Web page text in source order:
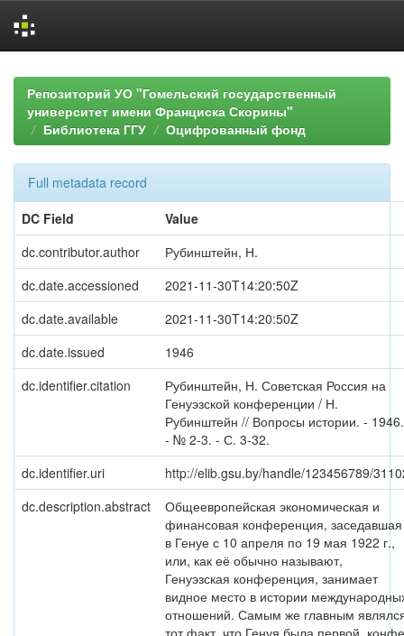
navigationРепозиторий УО "Гомельский государственный
университет имени Франциска Скорины"
Библиотека ГГУ
Оцифрованный фонд
Full metadata record
DC Field
Value
dc.contributor.author
Рубинштейн, Н.
dc.date.accessioned
2021-11-30T14:20:50Z
dc.date.available
2021-11-30T14:20:50Z
dc.date.issued
1946
dc.identifier.citation
Рубинштейн, Н. Советская Россия на
Генуэзской конференции / Н.
Рубинштейн // Вопросы истории. - 1946.
- № 2-3. - С. 3-32.
dc.identifier.uri
http://elib.gsu.by/handle/123456789/
dc.description.abstract
Общеевропейская экономическая и
финансовая конференция, заседавшая
в Генуе с 10 апреля по 19 мая 1922 г.,
или, как её обычно называют,
Генуэзская конференция, занимает
видное место в истории
отношений. Самым же главным
тот факт, что Генуя была первой,